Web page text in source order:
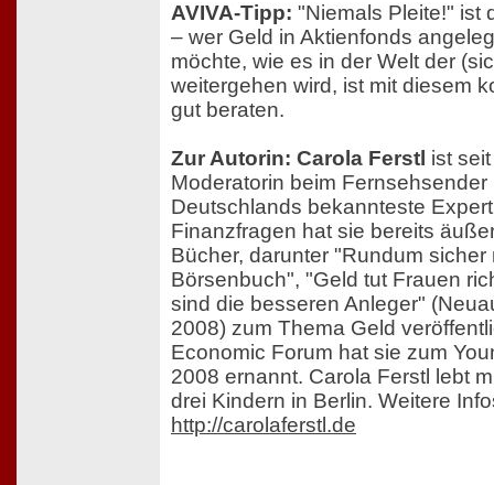
AVIVA-Tipp: "Niemals Pleite!" ist
– wer Geld in Aktienfonds
möchte, wie es in der Welt der
weitergehen wird, ist mit diesem
gut beraten.
Zur Autorin: Carola Ferstl ist
Moderatorin beim Fernsehsender
Deutschlands bekannteste
Finanzfragen hat sie bereits
Bücher, darunter "Rundum sicher
Börsenbuch", "Geld tut Frauen
sind die besseren Anleger"
2008) zum Thema Geld
Economic Forum hat sie zum
2008 ernannt. Carola Ferstl lebt
drei Kindern in Berlin. Weitere
http://carolaferstl.de